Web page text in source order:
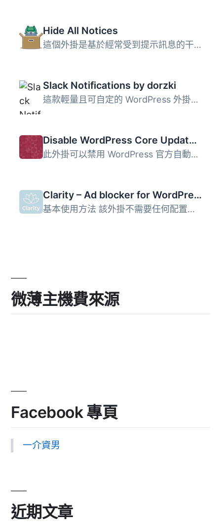
Hide All Notices
這個外掛是基於經常受到提示訊息的干擾以及不斷告訴客戶無需...
Slack Notifications by dorzki
這款輕量且可自定的 WordPress 外掛可讓您的網站與 Slack 整...
Disable WordPress Core Update Email
此外掛可以禁用 WordPress 官方自動核心更新時發送的通知郵件...
Clarity – Ad blocker for WordPress
基本使用方法 該外掛不需要任何配置，只需安裝並啟用 Clarity...
微薄主機費來源
Facebook 專頁
一介資男
近期文章